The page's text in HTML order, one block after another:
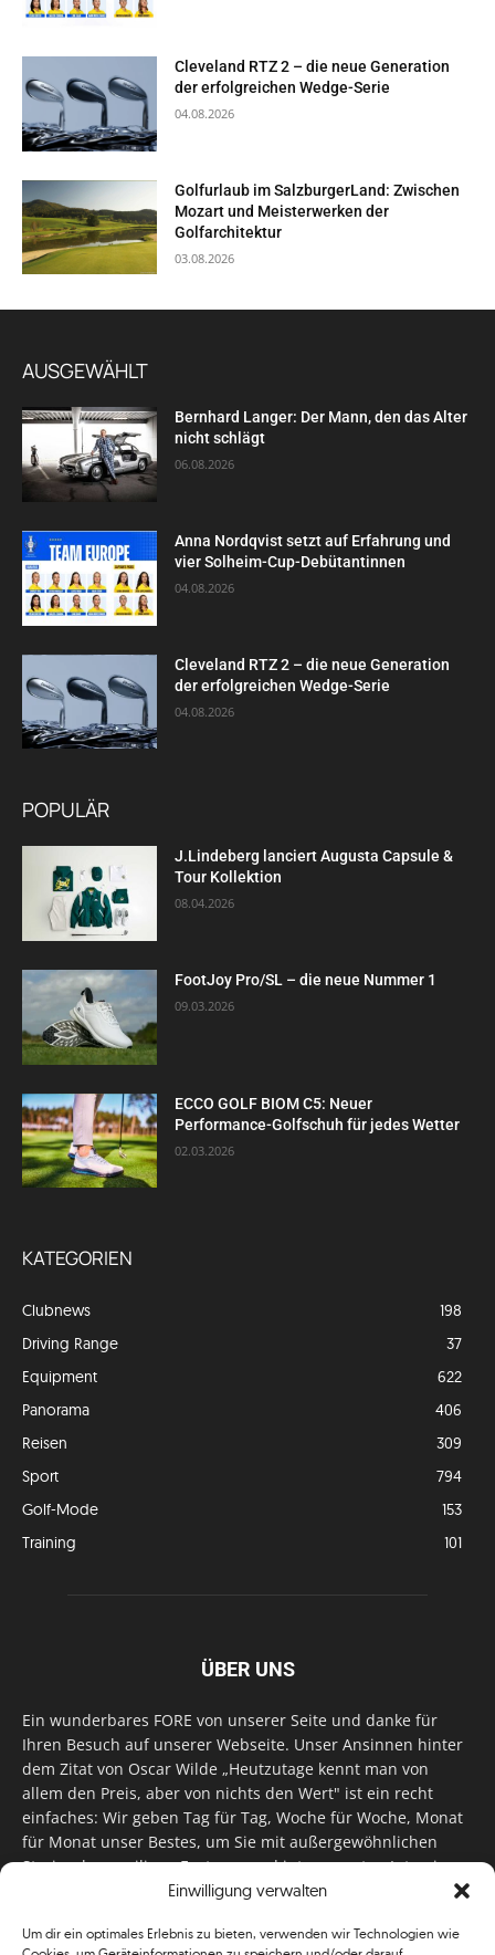
Einwilligung verwalten
Um dir ein optimales Erlebnis zu bieten, verwenden wir Technologien wie
Cleveland RTZ 2 – die neue Generation
der erfolgreichen Wedge-Serie
04.08.2026
Golfurlaub im SalzburgerLand: Zwischen
Mozart und Meisterwerken der
Golfarchitektur
03.08.2026
AUSGEWÄHLT
Bernhard Langer: Der Mann, den das Alter
nicht schlägt
06.08.2026
Anna Nordqvist setzt auf Erfahrung und
vier Solheim-Cup-Debütantinnen
04.08.2026
Cleveland RTZ 2 – die neue Generation
der erfolgreichen Wedge-Serie
04.08.2026
POPULÄR
J.Lindeberg lanciert Augusta Capsule &
Tour Kollektion
08.04.2026
FootJoy Pro/SL – die neue Nummer 1
09.03.2026
ECCO GOLF BIOM C5: Neuer
Performance-Golfschuh für jedes Wetter
02.03.2026
KATEGORIEN
Clubnews
198
Driving Range
37
Equipment
622
Panorama
406
Reisen
309
Sport
794
Golf-Mode
153
Training
101
ÜBER UNS
Ein wunderbares FORE von unserer Seite und danke für
Ihren Besuch auf unserer Webseite. Unser Ansinnen hinter
dem Zitat von Oscar Wilde „Heutzutage kennt man von
allem den Preis, aber von nichts den Wert" ist ein recht
einfaches: Wir geben Tag für Tag, Woche für Woche, Monat
für Monat unser Bestes, um Sie mit außergewöhnlichen
Stories, kurzweiligen Features und interessanten Interviews
zu versorgen. Im Magazin, auf unserer Website & auf
klassischen Wortsinn nicht nur Anerkennung!